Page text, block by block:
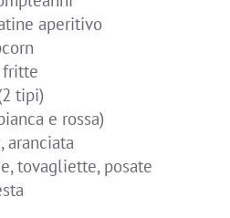
aperitivo
fritte
tipi)
e rossa)
aranciata
tovagliette, posate